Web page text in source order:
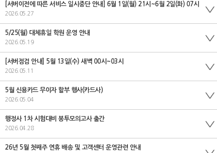
[서버이전에 따른 서비스 일시중단 안내] 6월 1일(월) 21시~6월 2일(화) 07시
2026.05.27
5/25(월) 대체휴일 학원 운영 안내
2026.05.19
[서버점검 안내] 5월 13일(수) 새벽 00시~03시
2026.05.11
5월 신용카드 무이자 할부 행사(카드사)
2026.05.04
행정사 1차 시험대비 봉투모의고사 출간
2026.04.28
26년 5월 첫째주 연휴 배송 및 고객센터 운영관련 안내